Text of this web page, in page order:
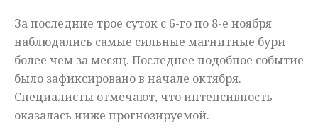
За последние трое суток с 6-го по 8-е ноября
наблюдались самые сильные магнитные бури
более чем за месяц. Последнее подобное событие
было зафиксировано в начале октября.
Специалисты отмечают, что интенсивность
оказалась ниже прогнозируемой.